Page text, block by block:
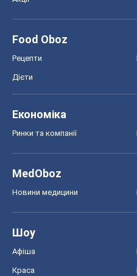
Food Oboz
Рецепти
Дієти
Економіка
Ринки та компанії
MedOboz
Новини медицини
Шоу
Афіша
Краса